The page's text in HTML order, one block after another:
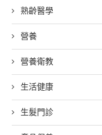
熟齡醫學
營養
營養衛教
生活健康
生髮門診